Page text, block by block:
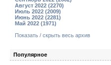
Август 2022 (2270)
Июль 2022 (2009)
Июнь 2022 (2281)
Май 2022 (1971)
Показать / скрыть весь архив
Популярное